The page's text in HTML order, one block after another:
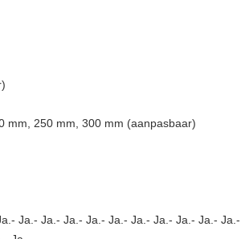
mm, 250 mm, 300 mm (aanpasbaar)
Ja.- Ja.- Ja.- Ja.- Ja.- Ja.- Ja.- Ja.- Ja.-